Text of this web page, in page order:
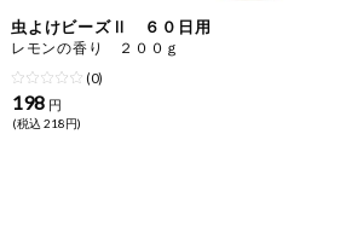
虫よけビーズⅡ ６０日用
レモンの香り ２００ｇ
(0)
198 円
(税込 218円)